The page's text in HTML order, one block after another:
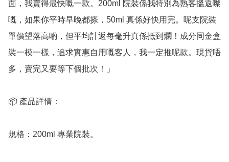
面，我賣得最快嘅一款。200ml 院裝係我特別為熟客搵返嚟
嘅，如果你平時早晚都搽，50ml 真係好快用完。呢支院裝
單價望落高啲，但平均計返每毫升真係抵到爛！成分同金盒
裝一模一樣，追求實惠自用嘅客人，我一定推呢款。現貨唔
多，賣完又要等下個批次！」
📦 產品詳情：
規格：200ml 專業院裝。